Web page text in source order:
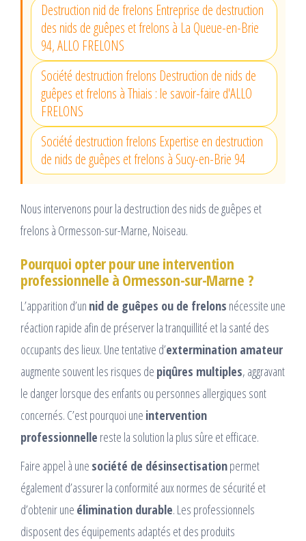
Destruction nid de frelons Entreprise de destruction
des nids de guêpes et frelons à La Queue-en-Brie
94, ALLO FRELONS
Société destruction frelons Destruction de nids de
guêpes et frelons à Thiais : le savoir-faire d'ALLO
FRELONS
Société destruction frelons Expertise en destruction
de nids de guêpes et frelons à Sucy-en-Brie 94
Nous intervenons pour la destruction des nids de guêpes et
frelons à Ormesson-sur-Marne, Noiseau.
Pourquoi opter pour une intervention
professionnelle à Ormesson-sur-Marne ?
L’apparition d’un nid de guêpes ou de frelons nécessite une
réaction rapide afin de préserver la tranquillité et la santé des
occupants des lieux. Une tentative d’extermination amateur
augmente souvent les risques de piqûres multiples, aggravant
le danger lorsque des enfants ou personnes allergiques sont
concernés. C’est pourquoi une intervention
professionnelle reste la solution la plus sûre et efficace.
Faire appel à une société de désinsectisationpermet
également d’assurer la conformité aux normes de sécurité et
d’obtenir une élimination durable. Les professionnels
disposent des équipements adaptés et des produits